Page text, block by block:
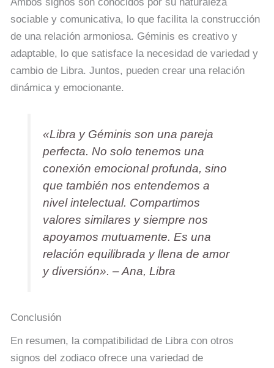
sociable y comunicativa, lo que facilita la construcción
de una relación armoniosa. Géminis es creativo y
adaptable, lo que satisface la necesidad de variedad y
cambio de Libra. Juntos, pueden crear una relación
dinámica y emocionante.
«Libra y Géminis son una pareja
perfecta. No solo tenemos una
conexión emocional profunda, sino
que también nos entendemos a
nivel intelectual. Compartimos
valores similares y siempre nos
apoyamos mutuamente. Es una
relación equilibrada y llena de amor
y diversión». – Ana, Libra
Conclusión
En resumen, la compatibilidad de Libra con otros
signos del zodiaco ofrece una variedad de